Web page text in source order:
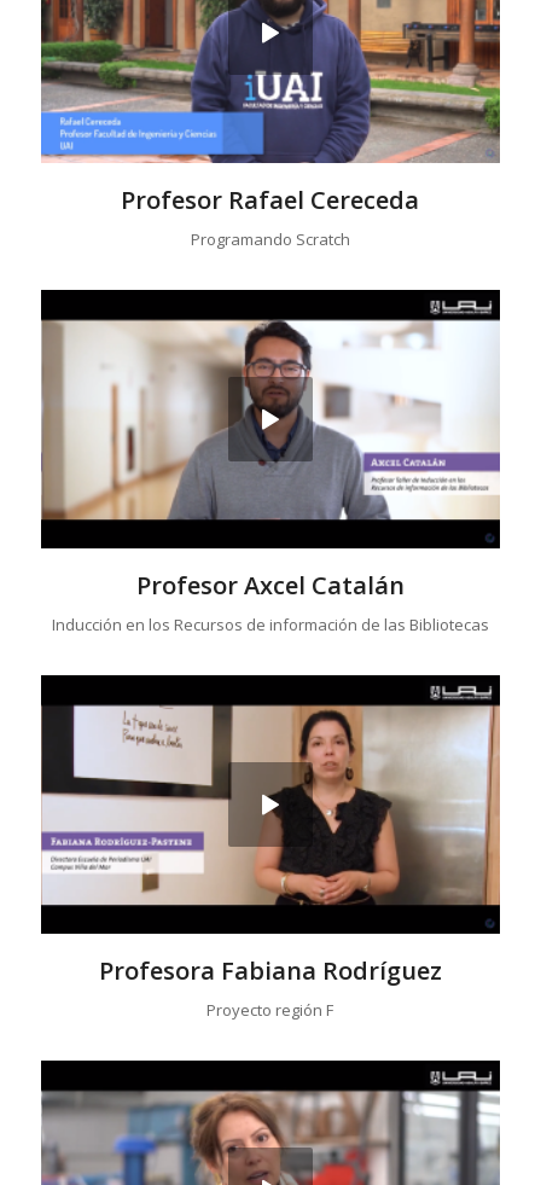
Profesor Rafael Cereceda
Programando Scratch
Profesor Axcel Catalán
Inducción en los Recursos de información de las Bibliotecas
Profesora Fabiana Rodríguez
Proyecto región F